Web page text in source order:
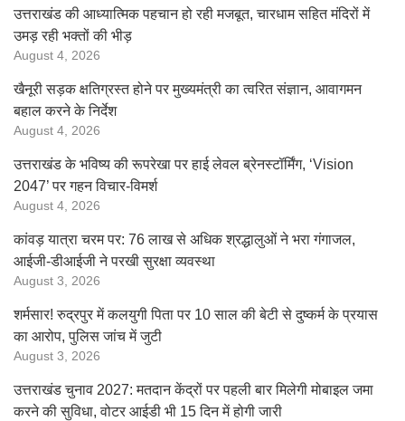
उत्तराखंड की आध्यात्मिक पहचान हो रही मजबूत, चारधाम सहित मंदिरों में
उमड़ रही भक्तों की भीड़
August 4, 2026
खैनूरी सड़क क्षतिग्रस्त होने पर मुख्यमंत्री का त्वरित संज्ञान, आवागमन
बहाल करने के निर्देश
August 4, 2026
उत्तराखंड के भविष्य की रूपरेखा पर हाई लेवल ब्रेनस्टॉर्मिंग, ‘Vision
2047’ पर गहन विचार-विमर्श
August 4, 2026
कांवड़ यात्रा चरम पर: 76 लाख से अधिक श्रद्धालुओं ने भरा गंगाजल,
आईजी-डीआईजी ने परखी सुरक्षा व्यवस्था
August 3, 2026
शर्मसार! रुद्रपुर में कलयुगी पिता पर 10 साल की बेटी से दुष्कर्म के प्रयास
का आरोप, पुलिस जांच में जुटी
August 3, 2026
उत्तराखंड चुनाव 2027: मतदान केंद्रों पर पहली बार मिलेगी मोबाइल जमा
करने की सुविधा, वोटर आईडी भी 15 दिन में होगी जारी